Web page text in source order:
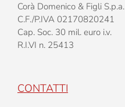
Corà Domenico & Figli S.p.a.
C.F./P.IVA 02170820241
Cap. Soc. 30 mil. euro i.v.
R.I.VI n. 25413
CONTATTI